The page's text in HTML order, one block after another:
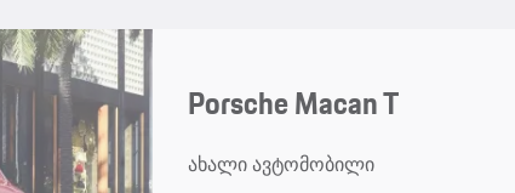
Porsche Macan T
ახალი ავტომობილი